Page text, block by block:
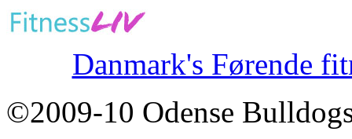
Danmark's Førende
©2009-10 Odense